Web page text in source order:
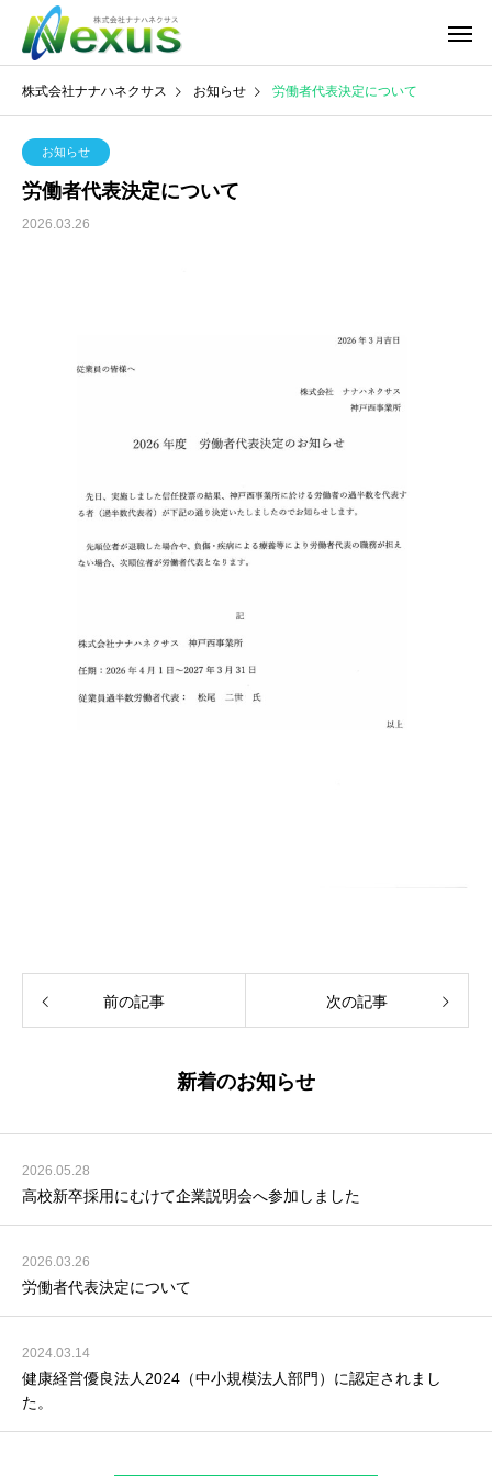
株式会社ナナハネクサス お知らせ 労働者代表決定について
お知らせ
労働者代表決定について
2026.03.26
前の記事 次の記事
新着のお知らせ
2026.05.28
高校新卒採用にむけて企業説明会へ参加しました
2026.03.26
労働者代表決定について
2024.03.14
健康経営優良法人2024（中小規模法人部門）に認定されまし
た。